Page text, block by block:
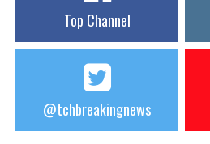
Top Channel
@tchbreakingnews